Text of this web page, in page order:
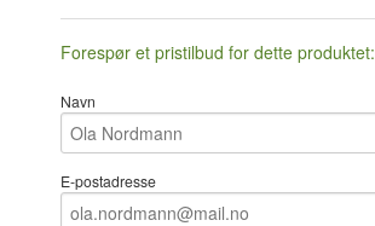
Forespør et pristilbud for dette produktet:
Navn
E-postadresse